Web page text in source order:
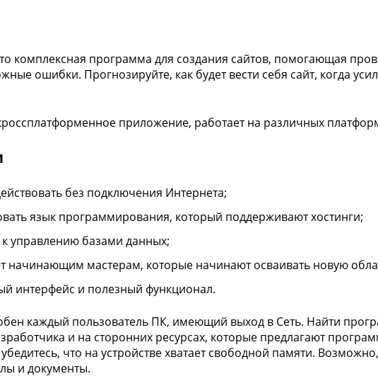
комплексная программа для создания сайтов, помогающая
ошибки. Прогнозируйте, как будет вести себя сайт, когда
приложение, работает на различных
без подключения Интернета;
язык программирования, который поддерживают хостинги;
к управлению базами данных;
начинающим мастерам, которые начинают осваивать новую
интерфейс и полезный функционал.
каждый пользователь ПК, имеющий выход в Сеть. Найти
и на сторонних ресурсах, которые предлагают
что на устройстве хватает свободной памяти.
и документы.